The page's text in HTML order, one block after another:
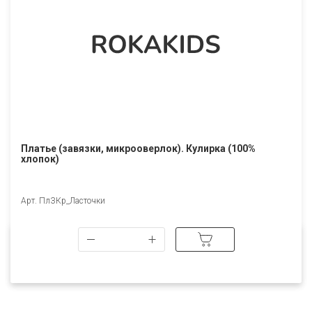
Платье (завязки, микрооверлок). Кулирка (100%
хлопок)
Арт. ПлЗКр_Ласточки